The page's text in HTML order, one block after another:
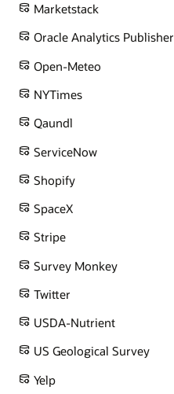
Marketstack
Oracle Analytics Publisher
Open-Meteo
NYTimes
Qaundl
ServiceNow
Shopify
SpaceX
Stripe
Survey Monkey
Twitter
USDA-Nutrient
US Geological Survey
Yelp